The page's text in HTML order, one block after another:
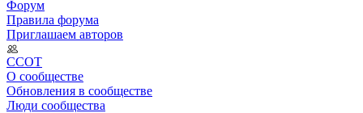
Форум
Правила форума
Приглашаем авторов
ССОТ
О сообществе
Обновления в сообществе
Люди сообщества